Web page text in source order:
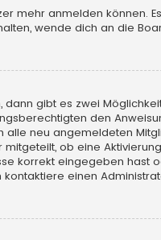
mehr anmelden können.
wende dich an die
gibt es zwei
den
alle neu angemeldeten
ob eine
korrekt eingegeben hast
einen